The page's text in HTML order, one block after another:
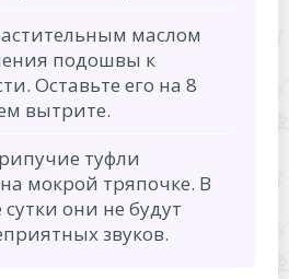
маслом
подошвы к
Оставьте его на 8
вытрите.
туфли
мокрой тряпочке. В
они не будут
звуков.